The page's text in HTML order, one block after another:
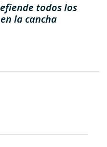
todos los
la cancha